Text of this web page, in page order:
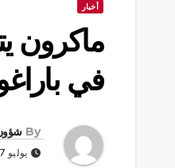
أخبار
ماكرون
في
By
يوليو 7, 2026